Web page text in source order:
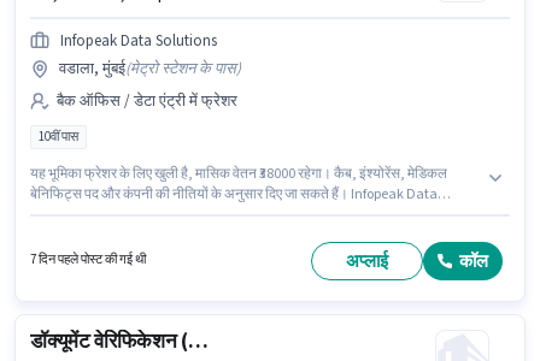
Infopeak Data Solutions
वडाला, मुंबई(मेट्रो स्टेशन के पास)
बैक ऑफिस / डेटा एंट्री में फ्रेशर
10वीं पास
यह भूमिका फ्रेशर के लिए खुली है, मासिक वेतन ₹38000 रहेगा। कैब, इंश्योरेंस, मेडिकल
बेनिफिट्स पद और कंपनी की नीतियों के अनुसार दिए जा सकते हैं। Infopeak Data
वडाला, मुंबई में है। इस पद के लिए उम्मीदवार के पास 10वीं पास डिग्री/सर्टिफिकेट होना
7 दिन पहले पोस्ट की गई थी अप्लाई कॉल
डॉक्यूमेंट वेरिफिकेशन (ऑफिस)